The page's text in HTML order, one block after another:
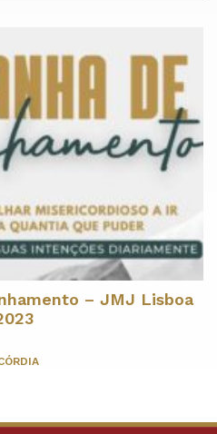
– JMJ Lisboa